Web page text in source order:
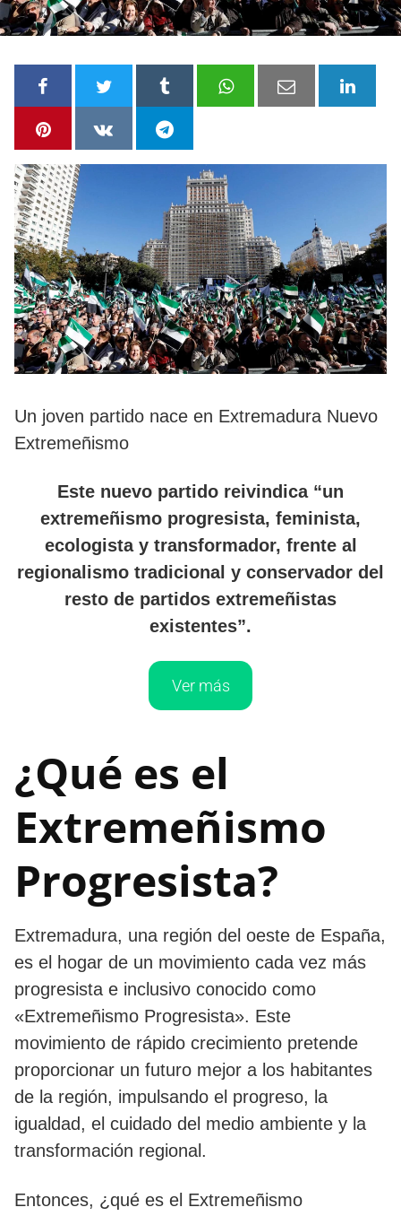
Un joven partido nace en Extremadura Nuevo
Extremeñismo
Este nuevo partido reivindica “un
extremeñismo progresista, feminista,
ecologista y transformador, frente al
regionalismo tradicional y conservador del
resto de partidos extremeñistas
existentes”.
Ver más
¿Qué es el
Extremeñismo
Progresista?
Extremadura, una región del oeste de España,
es el hogar de un movimiento cada vez más
progresista e inclusivo conocido como
«Extremeñismo Progresista». Este
movimiento de rápido crecimiento pretende
proporcionar un futuro mejor a los habitantes
de la región, impulsando el progreso, la
igualdad, el cuidado del medio ambiente y la
transformación regional.
Entonces, ¿qué es el Extremeñismo